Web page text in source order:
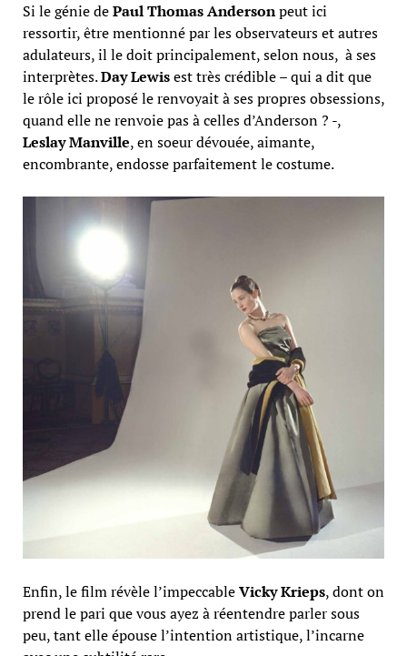
Si le génie dePaul Thomas Andersonpeut ici
ressortir, être mentionné par les observateurs et autres
adulateurs, il le doit principalement, selon nous, à ses
interprètes.Day Lewisest très crédible – qui a dit que
le rôle ici proposé le renvoyait à ses propres obsessions,
quand elle ne renvoie pas à celles d’Anderson ? -,
Leslay Manville, en soeur dévouée, aimante,
encombrante, endosse parfaitement le costume.
Enfin, le film révèle l’impeccableVicky Krieps, dont on
prend le pari que vous ayez à réentendre parler sous
peu, tant elle épouse l’intention artistique, l’incarne